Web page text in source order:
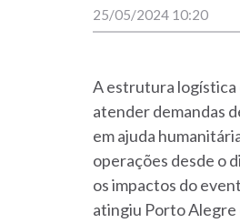
25/05/2024 10:20
A estrutura
atender demandas
em ajuda
operações desde o
os impactos do
atingiu Porto Alegre